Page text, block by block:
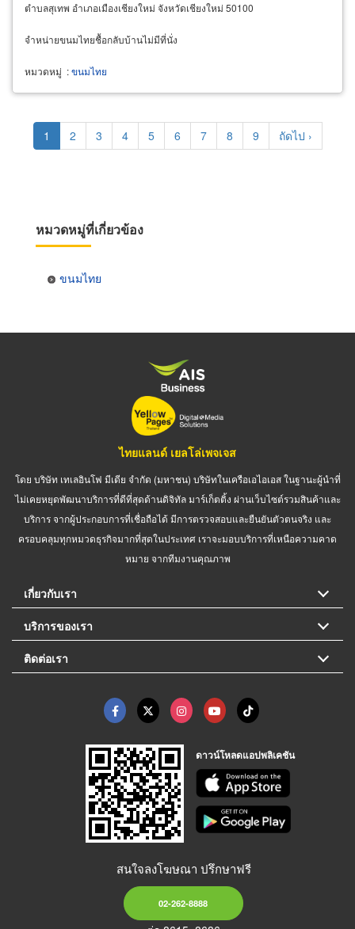
ตำบลสุเทพ อำเภอเมืองเชียงใหม่ จังหวัดเชียงใหม่ 50100
จำหน่ายขนมไทยชื้อกลับบ้านไม่มีที่นั่ง
หมวดหมู่ :ขนมไทย
Pagination
Current
page
1 Page
2 Page
3 Page
4 Page
5 Page
6 Page
7 Page
8 Page
9
Next
page
ถัดไป ›
หมวดหมู่ที่เกี่ยวข้อง
ขนมไทย
ไทยแลนด์ เยลโล่เพจเจส
โดย บริษัท เทเลอินโฟ มีเดีย จำกัด (มหาชน) บริษัทในเครือเอไอเอส ในฐานะผู้นำที่
ไม่เคยหยุดพัฒนาบริการที่ดีที่สุดด้านดิจิทัล มาร์เก็ตติ้ง ผ่านเว็บไซต์รวมสินค้าและ
บริการ จากผู้ประกอบการที่เชื่อถือได้ มีการตรวจสอบและยืนยันตัวตนจริง และ
ครอบคลุมทุกหมวดธุรกิจมากที่สุดในประเทศ เราจะมอบบริการที่เหนือความคาด
หมาย จากทีมงานคุณภาพ
เกี่ยวกับเรา
บริการของเรา
ติดต่อเรา
ดาวน์โหลดแอปพลิเคชัน
สนใจลงโฆษณา ปรึกษาฟรี
02-262-8888